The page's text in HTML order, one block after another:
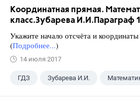
Координатная прямая.
класс.Зубарева И.И.Параграф
Укажите начало отсчёта и
(Подробнее...)
14 июля 2017
ГДЗ Зубарева И.И.